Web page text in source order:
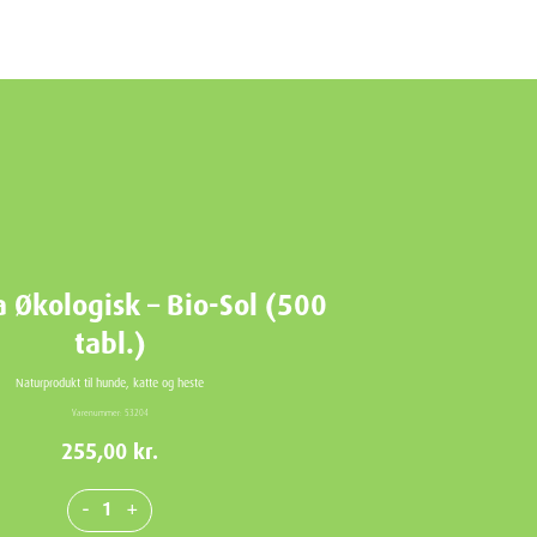
Økologisk – Bio-Sol (500
tabl.)
Naturprodukt til hunde, katte og heste
Varenummer: 53204
255,00 kr.
- +